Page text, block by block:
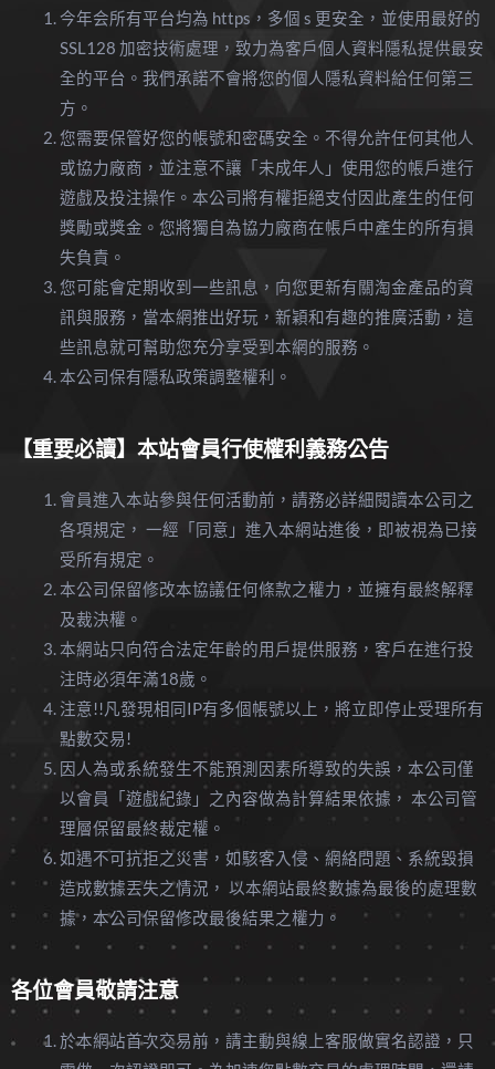
今年会所有平台均為 https，多個 s 更安全，並使用最好的
SSL128 加密技術處理，致力為客戶個人資料隱私提供最安
全的平台。我們承諾不會將您的個人隱私資料給任何第三
方。
您需要保管好您的帳號和密碼安全。不得允許任何其他人
或協力廠商，並注意不讓「未成年人」使用您的帳戶進行
遊戲及投注操作。本公司將有權拒絕支付因此產生的任何
獎勵或獎金。您將獨自為協力廠商在帳戶中產生的所有損
失負責。
您可能會定期收到一些訊息，向您更新有關淘金產品的資
訊與服務，當本網推出好玩，新穎和有趣的推廣活動，這
些訊息就可幫助您充分享受到本網的服務。
本公司保有隱私政策調整權利。
【重要必讀】本站會員行使權利義務公告
會員進入本站參與任何活動前，請務必詳細閱讀本公司之
各項規定， 一經「同意」進入本網站進後，即被視為已接
受所有規定。
本公司保留修改本協議任何條款之權力，並擁有最終解釋
及裁決權。
本網站只向符合法定年齡的用戶提供服務，客戶在進行投
注時必須年滿18歲。
注意!!凡發現相同IP有多個帳號以上，將立即停止受理所有
點數交易!
因人為或系統發生不能預測因素所導致的失誤，本公司僅
以會員「遊戲紀錄」之內容做為計算結果依據， 本公司管
理層保留最終裁定權。
如遇不可抗拒之災害，如駭客入侵、網絡問題、系統毀損
造成數據丟失之情況， 以本網站最終數據為最後的處理數
據，本公司保留修改最後結果之權力。
各位會員敬請注意
於本網站首次交易前，請主動與線上客服做實名認證，只